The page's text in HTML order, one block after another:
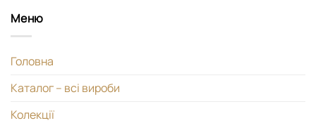
Меню
Головна
Каталог – всі вироби
Колекції